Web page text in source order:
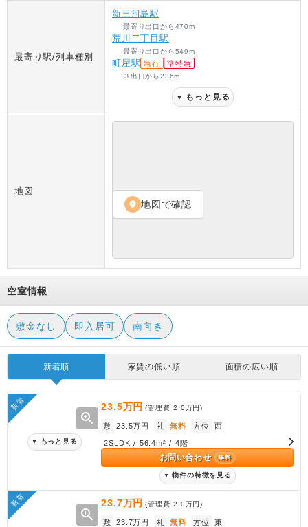
最寄り駅/列車種別
新三河島駅
最寄り出口から470m
荒川二丁目駅
最寄り出口から549m
町屋駅 急行 準特急
３出口から236m
▼ もっと見る
地図
location_on 地図で確認
空室情報
敷金なし 即入居可 南向き
新着順 家賃の低い順 面積の広い順
新着
zoom_in
▼ もっと見る
23.5万円 (管理費2.0万円)
敷 23.5万円 礼 無料 方位 西
2SLDK / 56.4m² / 4階
お問い合わせ 無料
▼ 物件の特徴を見る
新着
zoom_in
23.7万円 (管理費2.0万円)
敷 23.7万円 礼 無料 方位 東